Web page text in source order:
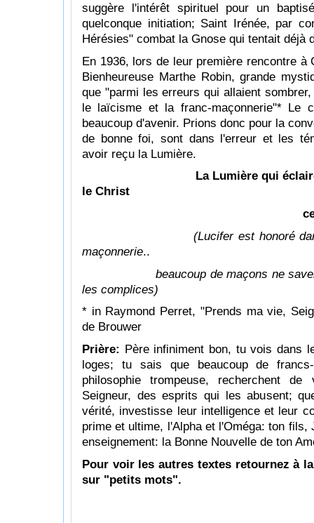
suggère l'intérêt spirituel pour un
quelconque initiation; Saint Irénée, par
Hérésies" combat la Gnose qui tentait déjà
En 1936, lors de leur première rencontre à
Bienheureuse Marthe Robin, grande
que "parmi les erreurs qui allaient
le laïcisme et la franc-maçonnerie"* Le
beaucoup d'avenir. Prions donc pour la
de bonne foi, sont dans l'erreur et les
avoir reçu la Lumière.
La Lumière qui
le Christ
ce n'est pas
(Lucifer est honoré
maçonnerie..
beaucoup de maçons ne
les complices)
* in Raymond Perret, "Prends ma vie,
de Brouwer
Prière: Père infiniment bon, tu vois dans
loges; tu sais que beaucoup de
philosophie trompeuse, recherchent
Seigneur, des esprits qui les abusent;
vérité, investisse leur intelligence et leur
prime et ultime, l'Alpha et l'Oméga: ton
enseignement: la Bonne Nouvelle de ton
Pour voir les autres textes retournez à
sur "petits mots".